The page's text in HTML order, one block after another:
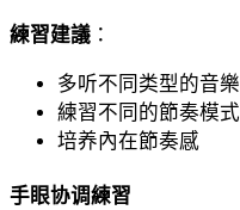
練習建議 ：
多听不同类型的音樂
練習不同的節奏模式
培养內在節奏感
手眼协调練習